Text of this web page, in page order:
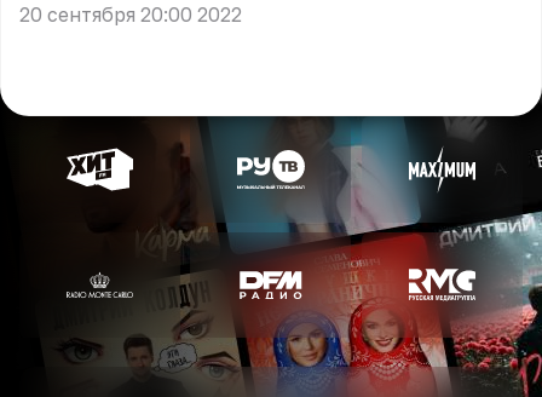
20 сентября 20:00 2022